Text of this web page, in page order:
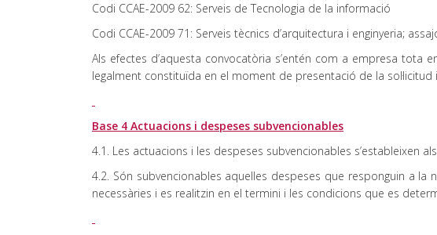
Codi CCAE-2009 62: Serveis de Tecnologia de la informació
Codi CCAE-2009 71: Serveis tècnics d’arquitectura i enginyeria;
Als efectes d’aquesta convocatòria s’entén com a empresa tota
legalment constituïda en el moment de presentació de la
Base 4 Actuacions i despeses subvencionables
4.1. Les actuacions i les despeses subvencionables s’estableixen
4.2. Són subvencionables aquelles despeses que responguin a la
necessàries i es realitzin en el termini i les condicions que es